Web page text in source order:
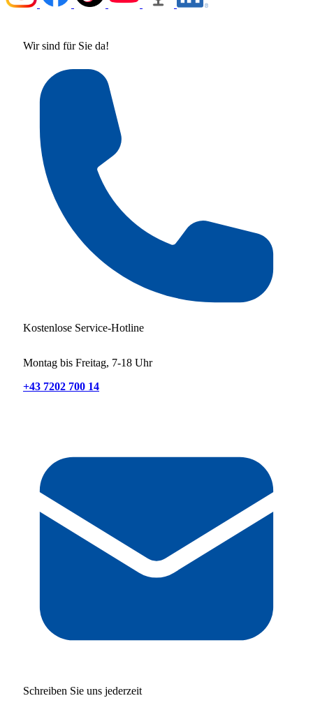
Wir sind für Sie da!
Kostenlose Service-Hotline
Montag bis Freitag, 7-18 Uhr
+43 7202 700 14
Schreiben Sie uns jederzeit